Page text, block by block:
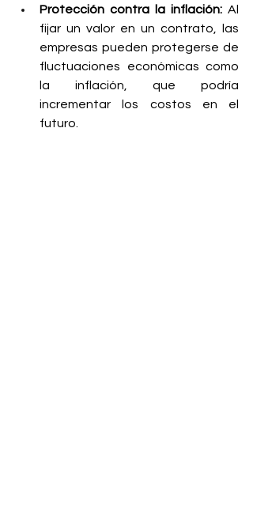
Protección contra la inflación: Al
fijar un valor en un contrato, las
empresas pueden protegerse de
fluctuaciones económicas como
la inflación, que podría
incrementar los costos en el
futuro.